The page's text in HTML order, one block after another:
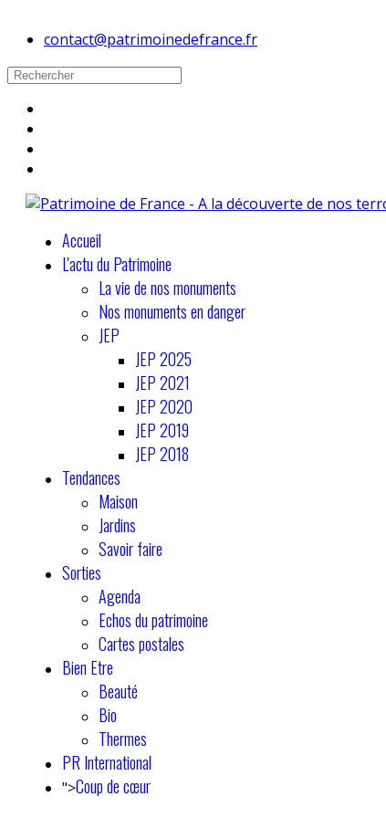
contact@patrimoinedefrance.fr
Accueil
L'actu du Patrimoine
La vie de nos monuments
Nos monuments en danger
JEP
JEP 2025
JEP 2021
JEP 2020
JEP 2019
JEP 2018
Tendances
Maison
Jardins
Savoir faire
Sorties
Agenda
Echos du patrimoine
Cartes postales
Bien Etre
Beauté
Bio
Thermes
PR International
">Coup de cœur